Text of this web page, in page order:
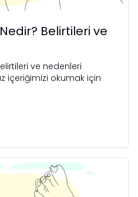
Belirtileri ve
ve nedenleri
içeriğimizi okumak için